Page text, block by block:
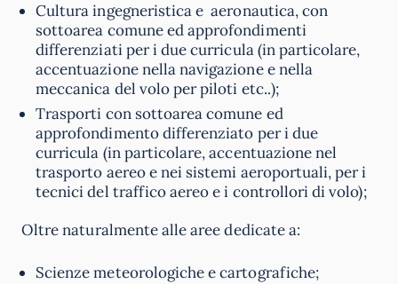
Cultura ingegneristica e aeronautica, con
sottoarea comune ed approfondimenti
differenziati per i due curricula (in particolare,
accentuazione nella navigazione e nella
meccanica del volo per piloti etc..);
Trasporti con sottoarea comune ed
approfondimento differenziato per i due
curricula (in particolare, accentuazione nel
trasporto aereo e nei sistemi aeroportuali, per i
tecnici del traffico aereo e i controllori di volo);
Oltre naturalmente alle aree dedicate a:
Scienze meteorologiche e cartografiche;